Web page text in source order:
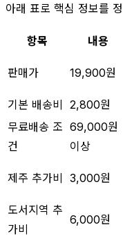
아래 표로 핵심 정보를
항목 내용
판매가 19,900원
기본 배송비 2,800원
무료배송 조
건
69,000원
이상
제주 추가비 3,000원
도서지역 추
가비
6,000원